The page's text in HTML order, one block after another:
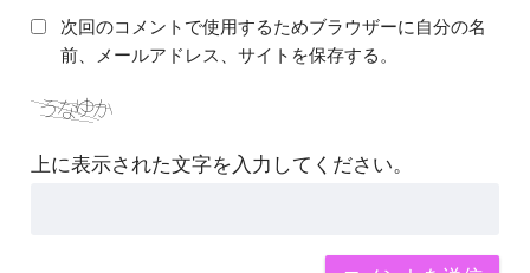
次回のコメントで使用するためブラウザーに自分の名
前、メールアドレス、サイトを保存する。
上に表示された文字を入力してください。